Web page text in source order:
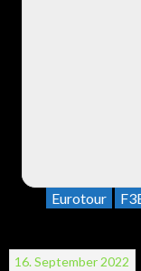
Eurotour
16. September 2022